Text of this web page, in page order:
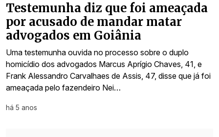
Testemunha diz que foi ameaçada
por acusado de mandar matar
advogados em Goiânia
Uma testemunha ouvida no processo sobre o duplo
homicídio dos advogados Marcus Aprígio Chaves, 41, e
Frank Alessandro Carvalhaes de Assis, 47, disse que já foi
ameaçada pelo fazendeiro Nei…
há 5 anos